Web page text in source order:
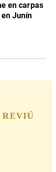
en carpas
Junín